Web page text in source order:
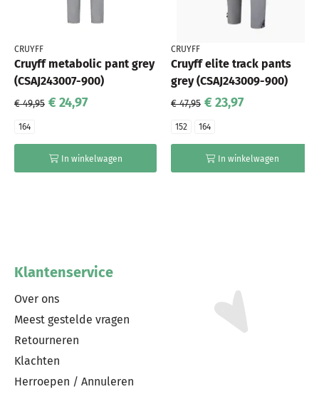
CRUYFF
Cruyff metabolic pant grey
(CSAJ243007-900)
€ 49,95 € 24,97
164
In winkelwagen
CRUYFF
Cruyff elite track pants
grey (CSAJ243009-900)
€ 47,95 € 23,97
152 164
In winkelwagen
Klantenservice
Over ons
Meest gestelde vragen
Retourneren
Klachten
Herroepen / Annuleren